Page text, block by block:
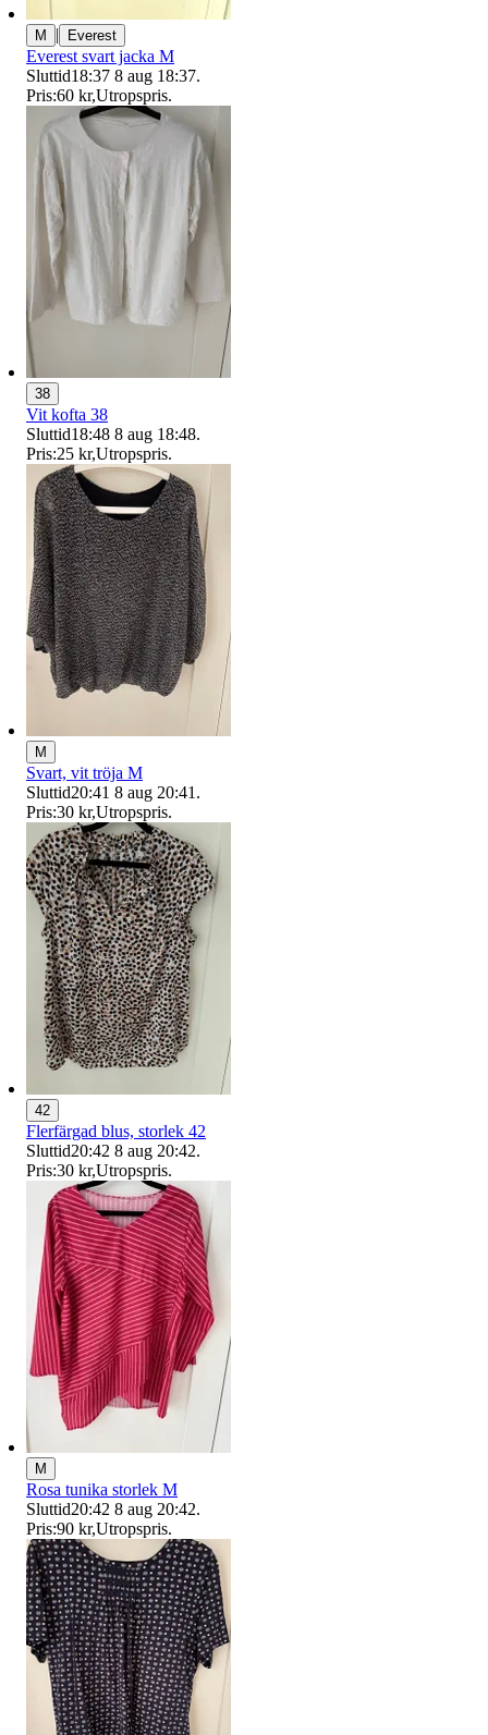
M | Everest
Everest svart jacka M
Sluttid18:37 8 aug 18:37.
Pris:60 kr,Utropspris.
38
Vit kofta 38
Sluttid18:48 8 aug 18:48.
Pris:25 kr,Utropspris.
M
Svart, vit tröja M
Sluttid20:41 8 aug 20:41 .
Pris:30 kr,Utropspris.
42
Flerfärgad blus, storlek 42
Sluttid20:42 8 aug 20:42.
Pris:30 kr,Utropspris.
M
Rosa tunika storlek M
Sluttid20:42 8 aug 20:42.
Pris:90 kr,Utropspris.